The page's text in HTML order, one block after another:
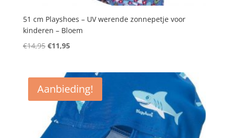
51 cm Playshoes – UV werende zonnepetje voor
kinderen – Bloem
€14,95 Oorspronkelijke
€14,95.
€11,95Huidige
€11,95.
Aanbieding!